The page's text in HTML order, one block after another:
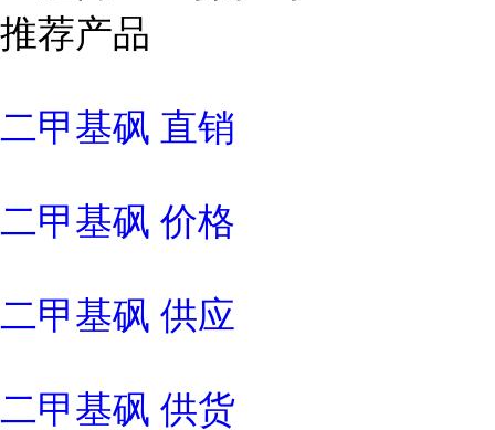
推荐产品
二甲基砜 直销
二甲基砜 价格
二甲基砜 供应
二甲基砜 供货